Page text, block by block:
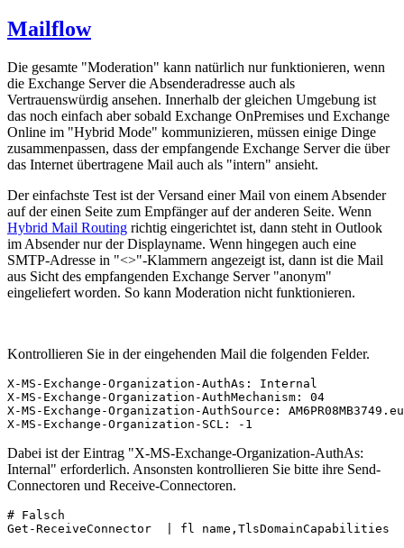
Mailflow
Die gesamte "Moderation" kann natürlich nur funktionieren, wenn
die Exchange Server die Absenderadresse auch als
Vertrauenswürdig ansehen. Innerhalb der gleichen Umgebung ist
das noch einfach aber sobald Exchange OnPremises und Exchange
Online im "Hybrid Mode" kommunizieren, müssen einige Dinge
zusammenpassen, dass der empfangende Exchange Server die über
das Internet übertragene Mail auch als "intern" ansieht.
Der einfachste Test ist der Versand einer Mail von einem Absender
auf der einen Seite zum Empfänger auf der anderen Seite. Wenn
Hybrid Mail Routing richtig eingerichtet ist, dann steht in Outlook
im Absender nur der Displayname. Wenn hingegen auch eine
SMTP-Adresse in "<>"-Klammern angezeigt ist, dann ist die Mail
aus Sicht des empfangenden Exchange Server "anonym"
eingeliefert worden. So kann Moderation nicht funktionieren.
Kontrollieren Sie in der eingehenden Mail die folgenden Felder.
X-MS-Exchange-Organization-AuthAs: Internal
X-MS-Exchange-Organization-AuthMechanism: 04
X-MS-Exchange-Organization-AuthSource:
X-MS-Exchange-Organization-SCL: -1
Dabei ist der Eintrag "X-MS-Exchange-Organization-AuthAs:
Internal" erforderlich. Ansonsten kontrollieren Sie bitte ihre Send-
Connectoren und Receive-Connectoren.
# Falsch
Get-ReceiveConnector  | fl name,TlsDomainCapabilities